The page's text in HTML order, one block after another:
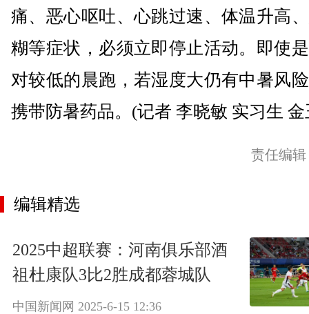
痛、恶心呕吐、心跳过速、体温升高
糊等症状，必须立即停止活动。即使
对较低的晨跑，若湿度大仍有中暑风
携带防暑药品。(记者 李晓敏 实习生 金
责任编
编辑精选
2025中超联赛：河南俱乐部酒
祖杜康队3比2胜成都蓉城队
中国新闻网 2025-6-15 12:36